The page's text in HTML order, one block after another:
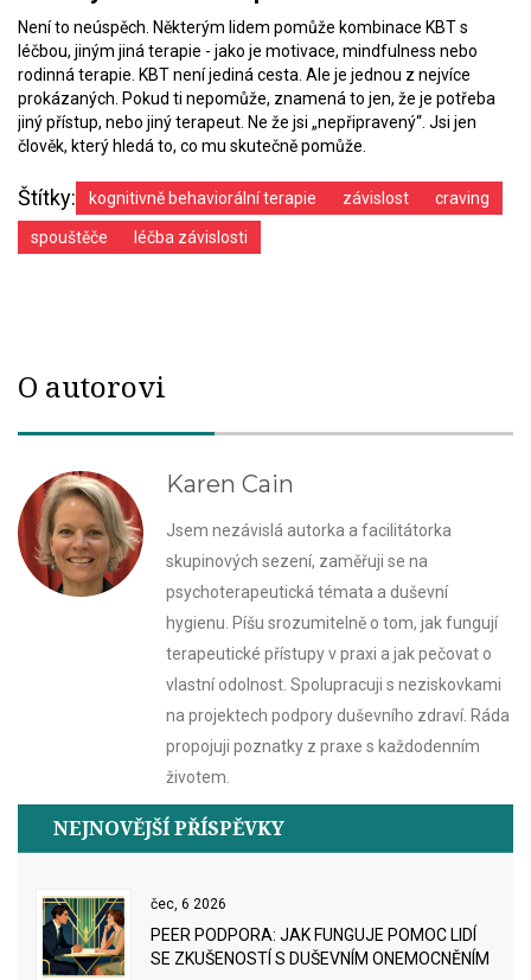
Není to neúspěch. Některým lidem pomůže kombinace KBT s
léčbou, jiným jiná terapie - jako je motivace, mindfulness nebo
rodinná terapie. KBT není jediná cesta. Ale je jednou z nejvíce
prokázaných. Pokud ti nepomůže, znamená to jen, že je potřeba
jiný přístup, nebo jiný terapeut. Ne že jsi „nepřipravený“. Jsi jen
člověk, který hledá to, co mu skutečně pomůže.
Štítky: kognitivně behaviorální terapie závislost craving
spouštěče léčba závislosti
O autorovi
Karen Cain
Jsem nezávislá autorka a facilitátorka
skupinových sezení, zaměřuji se na
psychoterapeutická témata a duševní
hygienu. Píšu srozumitelně o tom, jak fungují
terapeutické přístupy v praxi a jak pečovat o
vlastní odolnost. Spolupracuji s neziskovkami
na projektech podpory duševního zdraví. Ráda
propojuji poznatky z praxe s každodenním
životem.
NEJNOVĚJŠÍ PŘÍSPĚVKY
čec, 6 2026
PEER PODPORA: JAK FUNGUJE POMOC LIDÍ
SE ZKUŠENOSTÍ S DUŠEVNÍM ONEMOCNĚNÍM